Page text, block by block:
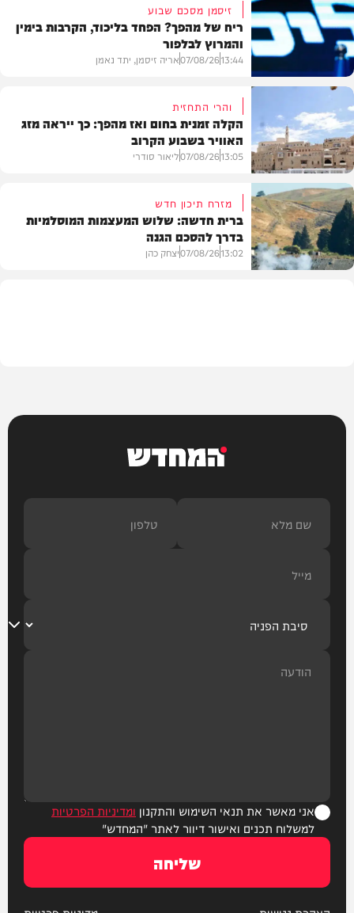
פוליטי
זיסמן מסכם שבוע
ריח של מהפך? הפחד בליכוד, הקרבות בימין
והמרוץ לבלפור
13:44
07/08/26אריה זיסמן, יתד נאמן
מזג האוויר
והרי התחזית
הקלה זמנית בחום ואז מהפך: כך ייראה מזג
האוויר בשבוע הקרוב
13:05
07/08/26ליאור סודרי
מזרח תיכון חדש
ברית חדשה: שלוש המעצמות המוסלמיות
בדרך להסכם הגנה
13:02
07/08/26יצחק כהן
המחדש
אני מאשר את תנאי השימוש והתקנון ומדיניות הפרטיות
למשלוח תכנים ואישור דיוור לאתר "המחדש"
שליחה